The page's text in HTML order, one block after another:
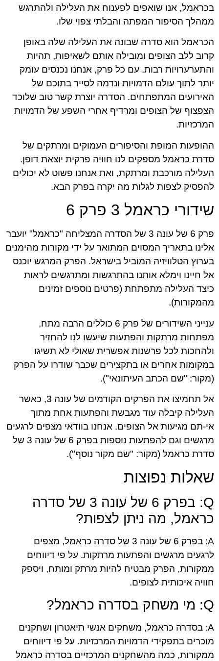
בכראמל, אנו שואפים לפענוח את העלילה ולהתרגש
ממהלך הסיפור המפתה והבלתי צפוי שלו.
הכראמל הוא סדרה שבונה את העלילה שלה באופן
קרוב ללב הצופים ומובילה אותם לשאיפות, תהיות
והתערערויות רבות. עם כל פרק, אנחנו נכנסים עומק
יותר לתוך עולם הדמויות ונדמה לסייר בתוכם של
האירועים המתפתחים. הסדרה יוצרת קשר טוב שלוכד
הצפצוף של הצופים ומרדיף אחרי השפע של הדמויות
המרכזיות.
ההופעות המופת והסיפורים העמוקים ומרתקים של
סדרת כראמל מספקים לנו חוויה פרקית יוצאת דופן.
העלילה מורכבת ומרתקת, ואת אנחנו פשוט לא יכולים
להפסיק לצפות לגלות מה יקרה בפרק הבא.
שידורי כראמל 3 פרק 6
פרק 6 של עונה 3 של הסדרה המצליחה "כראמל" יועבר
אלינו בתאריך המסוים המתואר על ידי מקורות מהימנים
בערוץ הטלוויזיה המוביל בישראל. הפרק המרגש יוכנס
אל חיינו וימלא אותנו בהתרגשות ומתרגשים לראות
כיצד העלילה מתפתחת (פרטים נוספים זמינים
מהמקורות).
ענייני השידורים של פרק 6 כוללים הרבה מתח,
מפתחות מרתקות והפתעות שיעשו לנו להחזיר
ולהחכות לכל פרשנות אפשרית שאולי לא תשיגו
במקומות אחרים או בתקצירים שכבר שודרו על הפרק
(מקור: "שם הכתב העיתונאי").
אל תחמיצו את הפרקים הקודמים של עונה 3, כאשר
העלילה קיבלה עוד מגבשת והפתעות אחת מתוך
אי-תם מגיעות אל הצופים. אנחנו בוודאי מצפים לרגעים
מרגשים וגם להפתעות נוספות בפרק 6 של עונה 3 של
סדרת כראמל (מקור: "שם מקור נוסף").
שאלות נפוצות
Q: בפרק 6 של עונה 3 של סדרה
כראמל, מה ניתן לצפות?
A: בפרק 6 של עונה 3 של סדרה כראמל, מצפים
לרגעים מרגשים והפתעות מרתקות. על פי דיווחים
ממקורות, הפרק מבטיח להיות מרתק ומותח, ויספק
חוויה איכותית לצופים.
Q: מי משחק בסדרה כראמל?
A: בסדרה כראמל, משחקים אנשי תיאטרון ושחקנים
מוכרים בתפקידי הדמויות המרכזיות. על פי דיווחים
ממקורות, כמה מהשחקנים המרכזיים בסדרה כראמל